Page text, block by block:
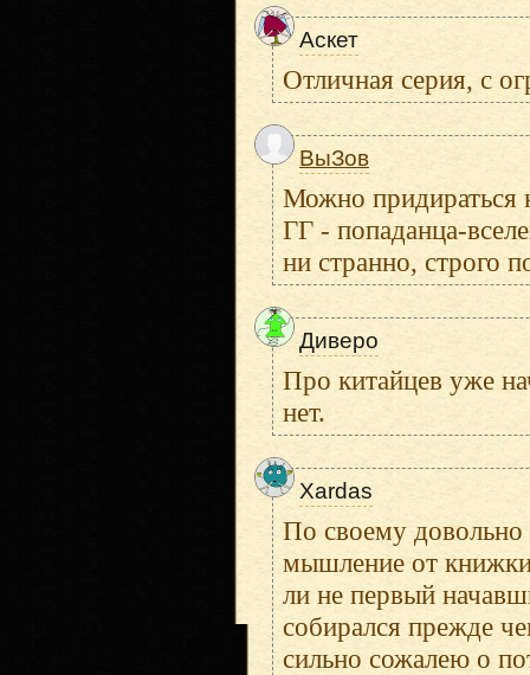
Аскет
Отличная серия, с
ВыЗов
Можно придираться
ГГ - попаданца-
ни странно, строго
Диверо
Про китайцев уже
нет.
Xardas
По своему довольно
мышление от
ли не первый
собирался прежде
сильно сожалею о